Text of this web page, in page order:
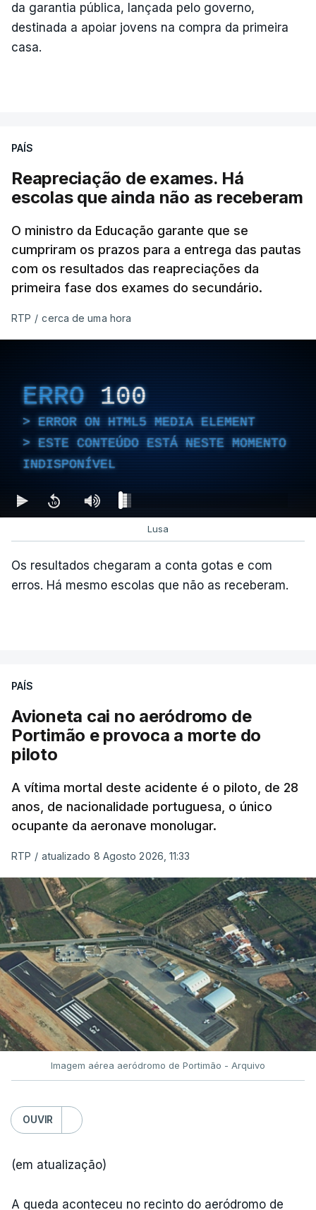
da garantia pública, lançada pelo governo,
destinada a apoiar jovens na compra da primeira
casa.
PAÍS
Reapreciação de exames. Há
escolas que ainda não as receberam
O ministro da Educação garante que se
cumpriram os prazos para a entrega das pautas
com os resultados das reapreciações da
primeira fase dos exames do secundário.
RTP / cerca de uma hora
ERRO 100
ERROR ON HTML5 MEDIA ELEMENT
ESTE CONTEÚDO ESTÁ NESTE MOMENTO
INDISPONÍVEL
Lusa
Os resultados chegaram a conta gotas e com
erros. Há mesmo escolas que não as receberam.
PAÍS
Avioneta cai no aeródromo de
Portimão e provoca a morte do
piloto
A vítima mortal deste acidente é o piloto, de 28
anos, de nacionalidade portuguesa, o único
ocupante da aeronave monolugar.
RTP / atualizado 8 Agosto 2026, 11:33
Imagem aérea aeródromo de Portimão - Arquivo
OUVIR
(em atualização)
A queda aconteceu no recinto do aeródromo de